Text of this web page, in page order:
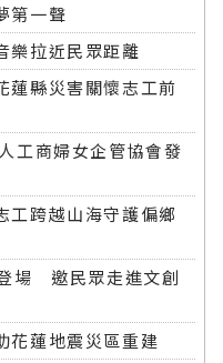
第一聲
拉近民眾距離
蓮縣災害關懷志工前
工商婦女企管協會發
跨越山海守護偏鄉
場 邀民眾走進文創
花蓮地震災區重建